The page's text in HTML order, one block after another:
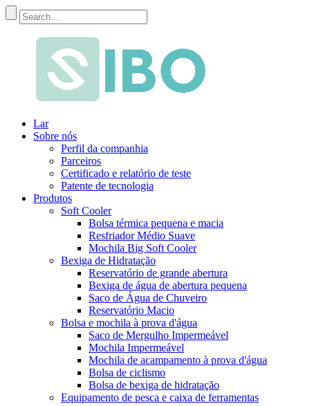
Lar
Sobre nós
Perfil da companhia
Parceiros
Certificado e relatório de teste
Patente de tecnologia
Produtos
Soft Cooler
Bolsa térmica pequena e macia
Resfriador Médio Suave
Mochila Big Soft Cooler
Bexiga de Hidratação
Reservatório de grande abertura
Bexiga de água de abertura pequena
Saco de Água de Chuveiro
Reservatório Macio
Bolsa e mochila à prova d'água
Saco de Mergulho Impermeável
Mochila Impermeável
Mochila de acampamento à prova d'água
Bolsa de ciclismo
Bolsa de bexiga de hidratação
Equipamento de pesca e caixa de ferramentas